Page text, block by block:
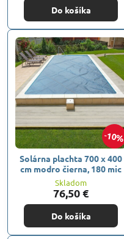
Do košíka
10%
Solárna plachta 700 x 400
cm modro čierna, 180 mic
Skladom
76,50 €
Do košíka